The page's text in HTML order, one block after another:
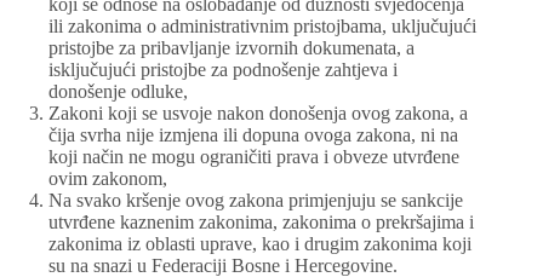
ili zakonima o administrativnim pristojbama, uključujući
pristojbe za pribavljanje izvornih dokumenata, a
isključujući pristojbe za podnošenje zahtjeva i
donošenje odluke,
Zakoni koji se usvoje nakon donošenja ovog zakona, a
čija svrha nije izmjena ili dopuna ovoga zakona, ni na
koji način ne mogu ograničiti prava i obveze utvrđene
ovim zakonom,
Na svako kršenje ovog zakona primjenjuju se sankcije
utvrđene kaznenim zakonima, zakonima o prekršajima i
zakonima iz oblasti uprave, kao i drugim zakonima koji
su na snazi u Federaciji Bosne i Hercegovine.